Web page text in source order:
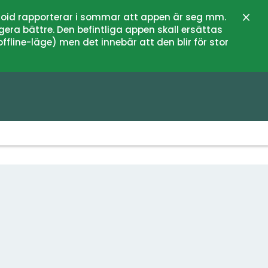
rapporterar i sommar att appen är seg mm.
bättre. Den befintliga appen skall ersättas
läge) men det innebär att den blir för stor